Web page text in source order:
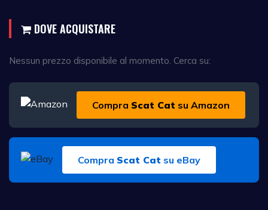
DOVE ACQUISTARE
Nessun prezzo disponibile al momento. Cerca su:
Compra Scat Cat su Amazon
Compra Scat Cat su eBay